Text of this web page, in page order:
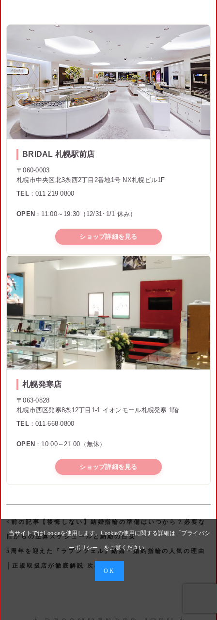
BRIDAL 札幌駅前店
〒060-0003
札幌市中央区北3条西2丁目2番地1号 NX札幌ビル1F
TEL：011-219-0800
OPEN ：11:00～19:30（12/31･1/1 休み）
ショップ詳細を見る
札幌発寒店
〒063-0828
札幌市西区発寒8条12丁目1-1 イオンモール札幌発寒 1階
TEL：011-668-0800
OPEN ：10:00～21:00（無休）
ショップ詳細を見る
<前の記事【後悔しない】結婚指輪の準備はいつから？必要な
日からの逆算スケジュールと納期の目安
5周年を迎えた『ラプンツェル』結婚・婚約指輪の人気の理由
│正規取扱店が徹底解説 次の記事>
当サイトではCookieを使用します。Cookieの使用に関する詳細は「 プライバシ
ーポリシー 」をご覧ください。
OK